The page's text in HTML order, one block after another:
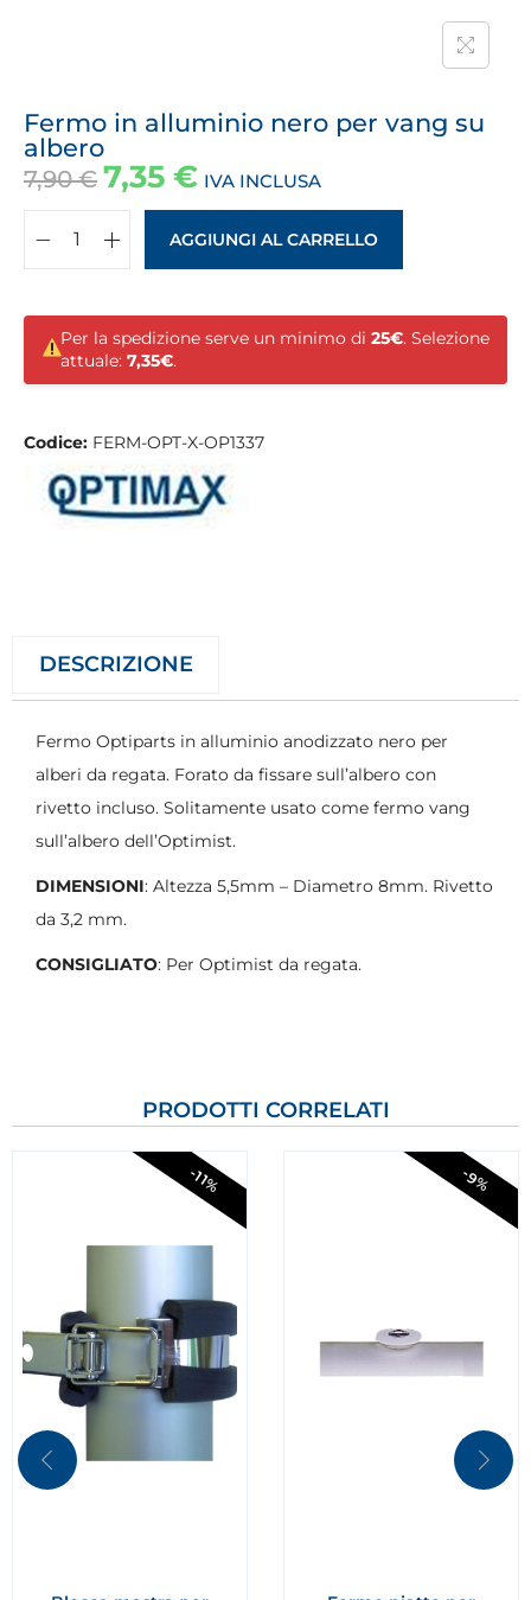
Fermo in alluminio nero per vang su
albero
7,90€ 7,35 € IVA INCLUSA
AGGIUNGI AL CARRELLO
Per la spedizione serve un minimo di 25€. Selezione
attuale: 7,35€.
Codice: FERM-OPT-X-OP1337
DESCRIZIONE
Fermo Optiparts in alluminio anodizzato nero per
alberi da regata. Forato da fissare sull’albero con
rivetto incluso. Solitamente usato come fermo vang
sull’albero dell’Optimist.
DIMENSIONI: Altezza 5,5mm – Diametro 8mm. Rivetto
da 3,2 mm.
CONSIGLIATO: Per Optimist da regata.
PRODOTTI CORRELATI
-11% -9%